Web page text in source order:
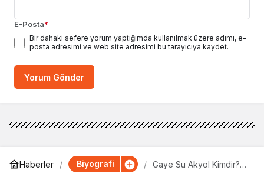
E-Posta*
Bir dahaki sefere yorum yaptığımda kullanılmak üzere adımı, e-
posta adresimi ve web site adresimi bu tarayıcıya kaydet.
Yorum Gönder
Haberler Biyografi
Gaye Su Akyol Kimdir?